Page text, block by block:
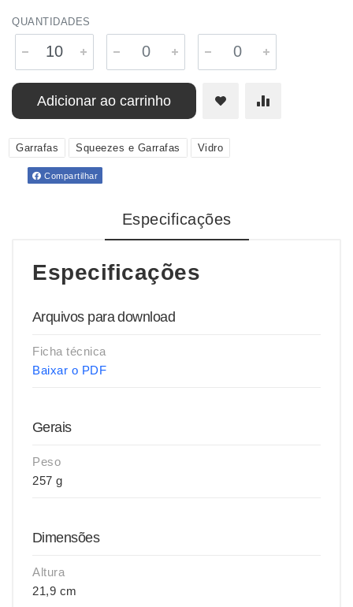
QUANTIDADES
Adicionar ao carrinho
Garrafas Squeezes e Garrafas Vidro
Compartilhar
Especificações
Especificações
Arquivos para download
Ficha técnica
Baixar o PDF
Gerais
Peso
257 g
Dimensões
Altura
21,9 cm